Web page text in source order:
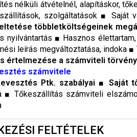
nélküli átvételnél, alapításkor,
szolgáltatások ■ Saját
többletköltségeinek
nyilvántartás ■ Hasznos
leírás megváltoztatása, indoka
értelmezése a számviteli
számvitele
Ptk. szabályai ■ Saját
■ Tőkeszállítás számviteli
FELTÉTELEK